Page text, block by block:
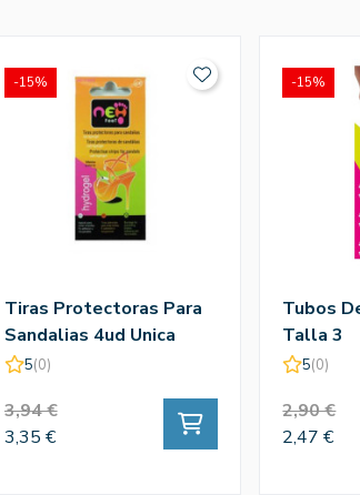
Tiras Protectoras Para
Sandalias 4ud Unica
5(0)
3,94 €
3,35 €
-15%
Tubos
Talla 3
5(0)
2,90 €
2,47 €
-15%